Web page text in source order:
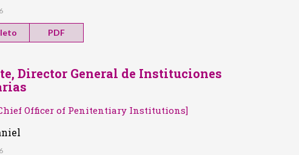
PDF
Director General de Instituciones
Officer of Penitentiary Institutions]